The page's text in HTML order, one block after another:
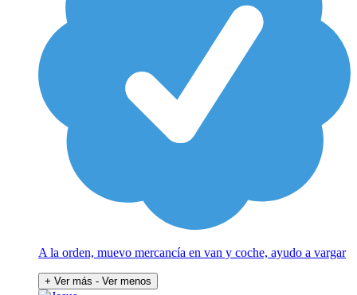
A la orden, muevo mercancía en van y coche, ayudo a vargar
+ Ver más - Ver menos